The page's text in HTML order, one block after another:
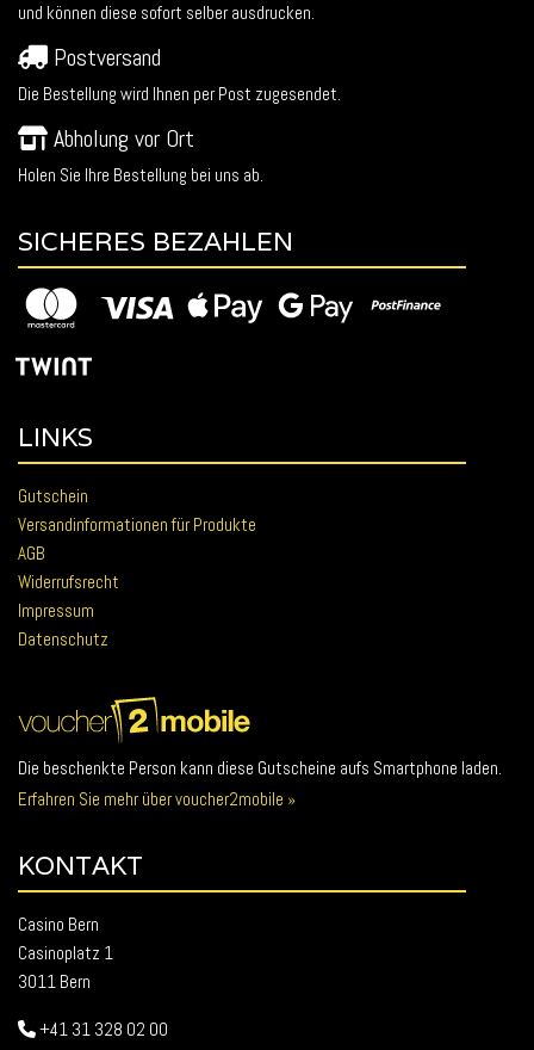
und können diese sofort selber ausdrucken.
Postversand
Die Bestellung wird Ihnen per Post zugesendet.
Abholung vor Ort
Holen Sie Ihre Bestellung bei uns ab.
SICHERES BEZAHLEN
LINKS
Gutschein
Versandinformationen für Produkte
AGB
Widerrufsrecht
Impressum
Datenschutz
Die beschenkte Person kann diese Gutscheine aufs Smartphone laden.
Erfahren Sie mehr über voucher2mobile »
KONTAKT
Casino Bern
Casinoplatz 1
3011 Bern
+41 31 328 02 00